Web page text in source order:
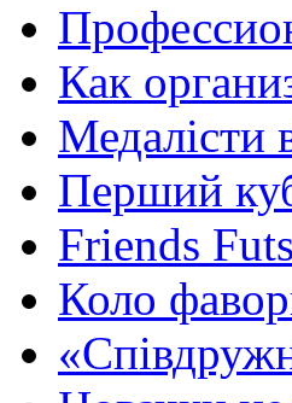
Как
Медалісти
Перший
Friends
Коло